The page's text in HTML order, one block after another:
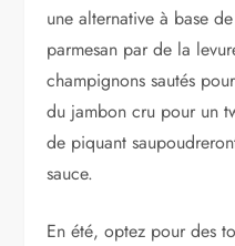
une alternative à base
parmesan par de la
champignons sautés
du jambon cru pour un
de piquant
sauce.
En été, optez pour des